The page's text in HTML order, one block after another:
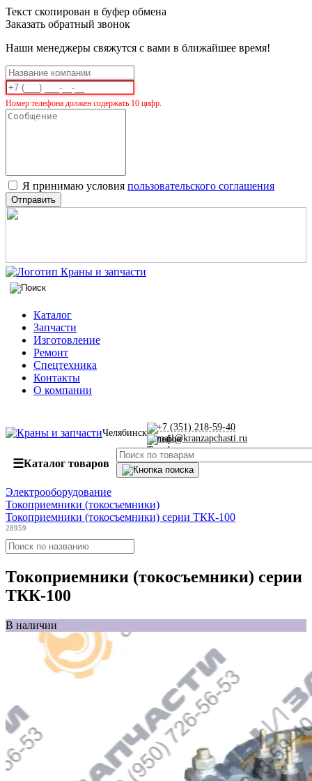
Текст скопирован в буфер обмена
Заказать обратный звонок
Наши менеджеры свяжутся с вами в ближайшее время!
Номер телефона должен содержать 10 цифр.
Я принимаю условия пользовательского соглашения
Отправить
Каталог
Запчасти
Изготовление
Ремонт
Спецтехника
Контакты
О компании
Челябинск
+7 (351) 218-59-40
mail@kranzapchasti.ru
☰Каталог товаров
Электрооборудование
Токоприемники (токосъемники)
Токоприемники (токосъемники) серии ТКК-100
28959
Токоприемники (токосъемники) серии
ТКК-100
В наличии